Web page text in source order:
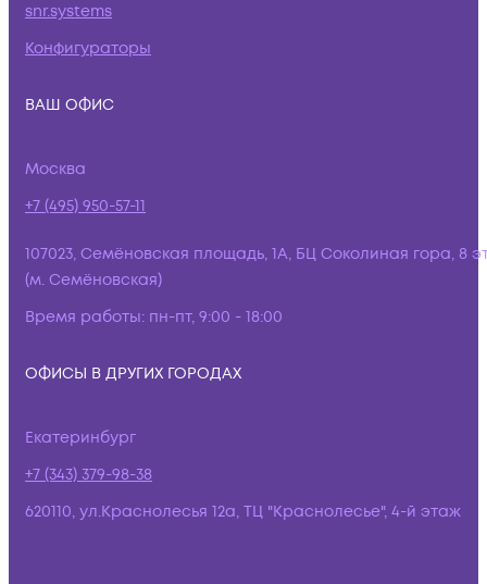
snr.systems
Конфигураторы
ВАШ ОФИС
Москва
+7 (495) 950-57-11
107023, Семёновская площадь, 1А, БЦ Соколиная гора, 8
(м. Семёновская)
Время работы: пн-пт, 9:00 - 18:00
ОФИСЫ В ДРУГИХ ГОРОДАХ
Екатеринбург
+7 (343) 379-98-38
620110, ул.Краснолесья 12а, ТЦ "Краснолесье", 4-й этаж